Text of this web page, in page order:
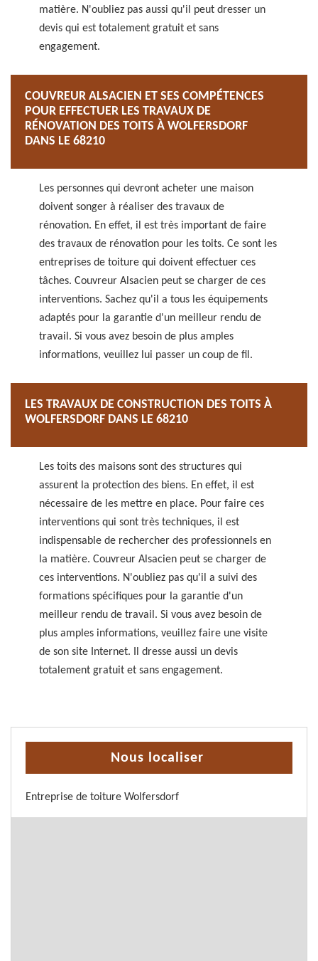
matière. N'oubliez pas aussi qu'il peut dresser un
devis qui est totalement gratuit et sans
engagement.
COUVREUR ALSACIEN ET SES COMPÉTENCES
POUR EFFECTUER LES TRAVAUX DE
RÉNOVATION DES TOITS À WOLFERSDORF
DANS LE 68210
Les personnes qui devront acheter une maison
doivent songer à réaliser des travaux de
rénovation. En effet, il est très important de faire
des travaux de rénovation pour les toits. Ce sont les
entreprises de toiture qui doivent effectuer ces
tâches. Couvreur Alsacien peut se charger de ces
interventions. Sachez qu'il a tous les équipements
adaptés pour la garantie d'un meilleur rendu de
travail. Si vous avez besoin de plus amples
informations, veuillez lui passer un coup de fil.
LES TRAVAUX DE CONSTRUCTION DES TOITS À
WOLFERSDORF DANS LE 68210
Les toits des maisons sont des structures qui
assurent la protection des biens. En effet, il est
nécessaire de les mettre en place. Pour faire ces
interventions qui sont très techniques, il est
indispensable de rechercher des professionnels en
la matière. Couvreur Alsacien peut se charger de
ces interventions. N'oubliez pas qu'il a suivi des
formations spécifiques pour la garantie d'un
meilleur rendu de travail. Si vous avez besoin de
plus amples informations, veuillez faire une visite
de son site Internet. Il dresse aussi un devis
totalement gratuit et sans engagement.
Nous localiser
Entreprise de toiture Wolfersdorf